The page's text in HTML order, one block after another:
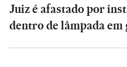
Juiz é afastado por
dentro de lâmpada